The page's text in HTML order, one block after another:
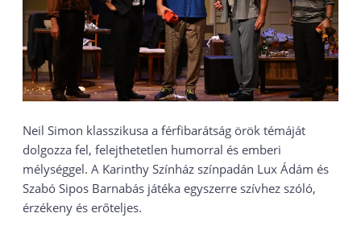
Neil Simon klasszikusa a férfibarátság örök témáját
dolgozza fel, felejthetetlen humorral és emberi
mélységgel. A Karinthy Színház színpadán Lux Ádám és
Szabó Sipos Barnabás játéka egyszerre szívhez szóló,
érzékeny és erőteljes.